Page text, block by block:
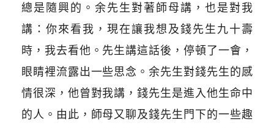
總是隨興的。余先生對著師母講，也是對我
講：你來看我，現在讓我想及錢先生九十壽
時，我去看他。先生講這話後，停頓了一會，
眼睛裡流露出一些思念。余先生對錢先生的感
情很深，他曾對我講，錢先生是進入他生命中
的人。由此，師母又聊及錢先生門下的一些趣